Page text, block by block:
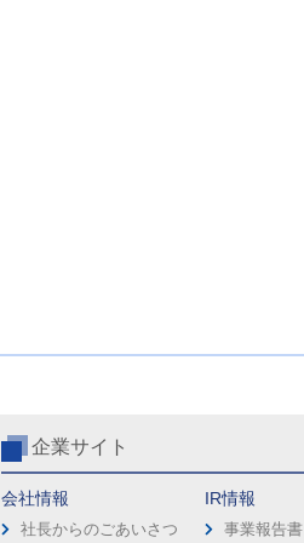
企業サイト
会社情報
社長からのごあいさつ
IR情報
事業報告書